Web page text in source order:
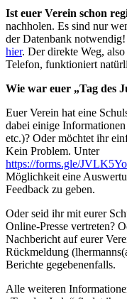
Ist euer Verein schon
nachholen. Es sind nur
der Datenbank
hier. Der direkte Weg,
Telefon, funktioniert
Wie war euer „Tag des
Euer Verein hat eine
dabei einige
etc.)? Oder möchtet ihr
Kein Problem. Unter
https://forms.gle/
Möglichkeit eine
Feedback zu geben.
Oder seid ihr mit eurer
Online-Presse vertreten?
Nachbericht auf eurer
Rückmeldung (
Berichte gegebenenfalls.
Alle weiteren